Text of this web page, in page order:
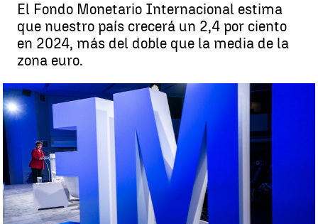
El Fondo Monetario Internacional estima
que nuestro país crecerá un 2,4 por ciento
en 2024, más del doble que la media de la
zona euro.
España será la economía avanzada que más crezca este año, solo
por detrás de Estados Unidos, según el FMI |
Santiago Cid
Publicado:
16 de julio de 2024, 21:53